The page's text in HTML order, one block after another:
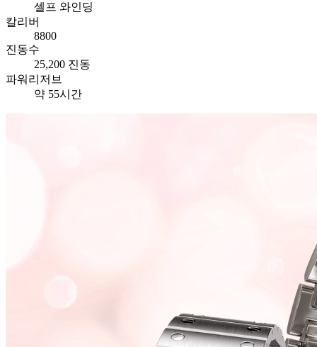
셀프 와인딩
칼리버
8800
진동수
25,200 진동
파워리저브
약 55시간